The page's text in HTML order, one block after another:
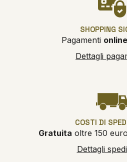
SHOPPING
Pagamenti
Dettagli
COSTI DI
Gratuita oltre 150
Dettagli